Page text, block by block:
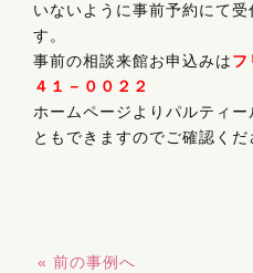
いないように事前予約にて
す。
事前の相談来館お申込みは
４１－００２２
ホームページよりパルティ
ともできますのでご確認くだ
« 前の事例へ